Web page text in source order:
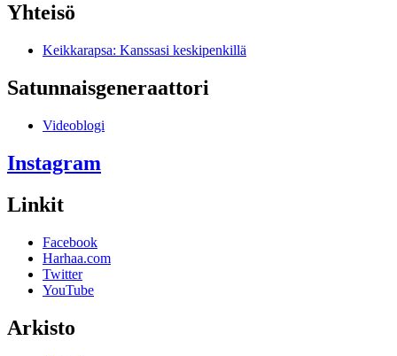
Yhteisö
Keikkarapsa: Kanssasi keskipenkillä
Satunnais­generaattori
Videoblogi
Instagram
Linkit
Facebook
Harhaa.com
Twitter
YouTube
Arkisto